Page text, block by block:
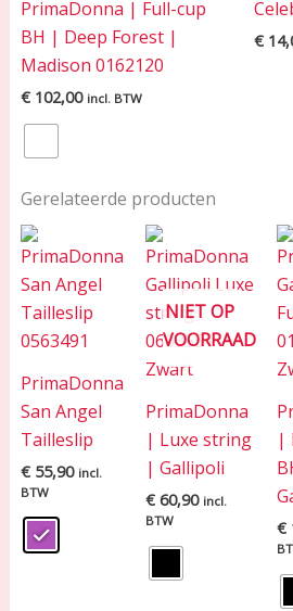
PrimaDonna | Full-cup
BH | Deep Forest |
Madison 0162120
€102,00 incl. BTW
€
Gerelateerde producten
PrimaDonna
San Angel
Tailleslip
€55,90 incl.
BTW
NIET OP
VOORRAAD
PrimaDonna
| Luxe string
| Gallipoli
€60,90 incl.
BTW
|
€